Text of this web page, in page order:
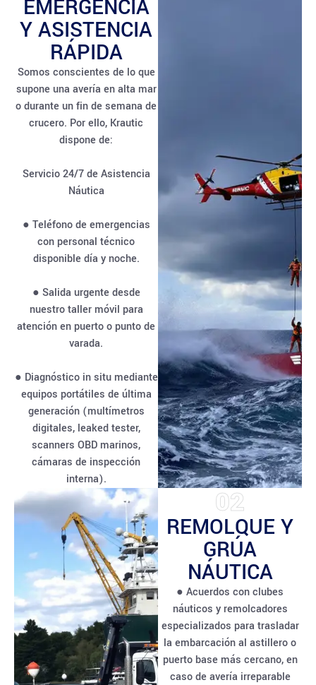
EMERGENCIA
Y ASISTENCIA
RÁPIDA
Somos conscientes de lo que
supone una avería en alta mar
o durante un fin de semana de
crucero. Por ello, Krautic
dispone de:
Servicio 24/7 de Asistencia
Náutica
● Teléfono de emergencias
con personal técnico
disponible día y noche.
● Salida urgente desde
nuestro taller móvil para
atención en puerto o punto de
varada.
● Diagnóstico in situ mediante
equipos portátiles de última
generación (multímetros
digitales, leaked tester,
scanners OBD marinos,
cámaras de inspección
interna).
02
REMOLQUE Y
GRÚA
NÁUTICA
● Acuerdos con clubes
náuticos y remolcadores
especializados para trasladar
la embarcación al astillero o
puerto base más cercano, en
caso de avería irreparable